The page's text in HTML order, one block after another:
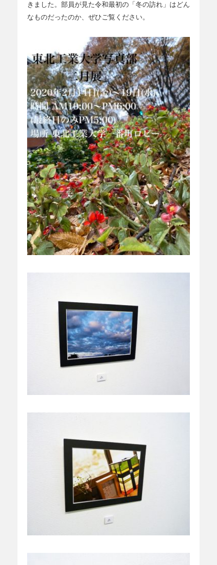
きました。部員が見た令和最初の「冬の訪れ」はどん
なものだったのか、ぜひご覧ください。